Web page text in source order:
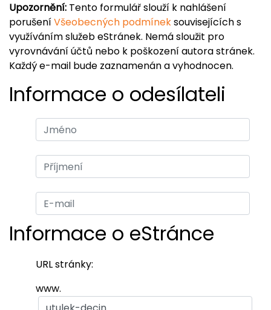
Upozornění: Tento formulář slouží k nahlášení
porušeníVšeobecných podmíneksouvisejících s
využíváním služeb eStránek. Nemá sloužit pro
vyrovnávání účtů nebo k poškození autora stránek.
Každý e-mail bude zaznamenán a vyhodnocen.
Informace o odesílateli
Informace o eStránce
URL stránky:
www.